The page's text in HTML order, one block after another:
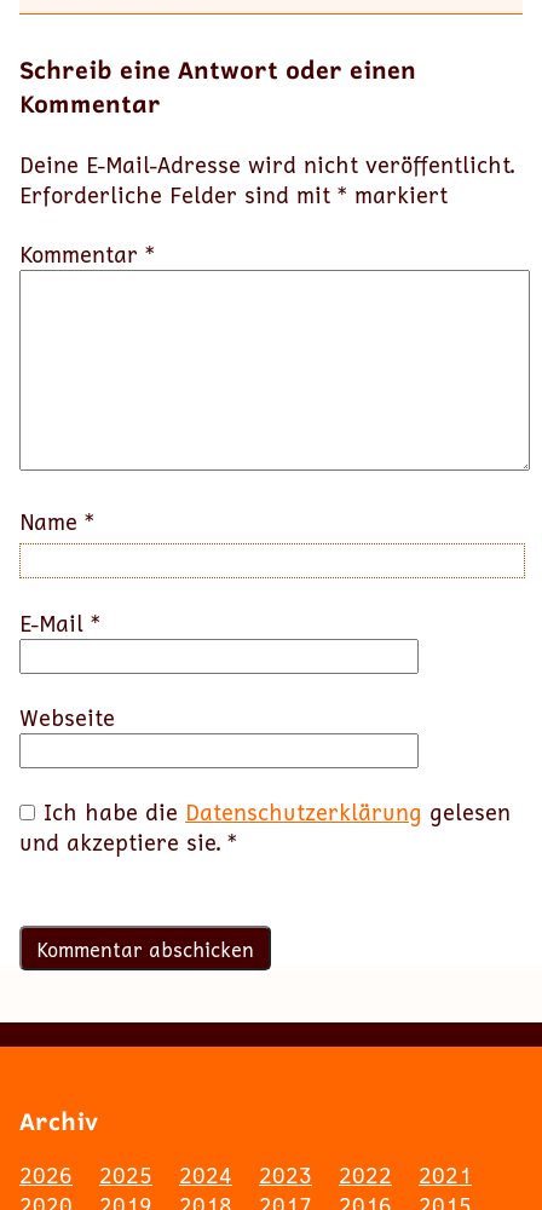
Schreib eine Antwort oder einen
Kommentar
Deine E-Mail-Adresse wird nicht veröffentlicht.
Erforderliche Felder sind mit * markiert
Kommentar *
Name *
E-Mail *
Webseite
Ich habe die Datenschutzerklärung gelesen
und akzeptiere sie. *
Archiv
2026 2025 2024 2023 2022
2021